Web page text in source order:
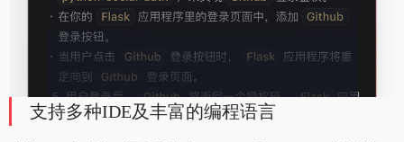
支持多种IDE及丰富的编程语言